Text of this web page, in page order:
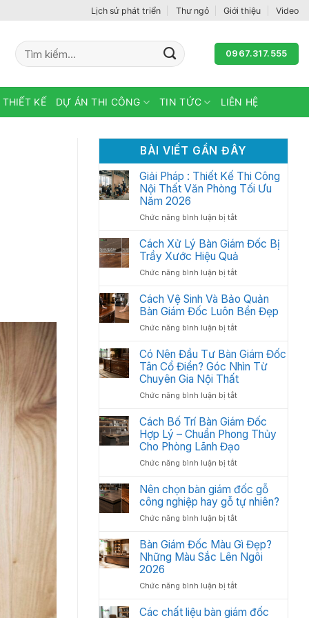
Lịch sử phát triển Thư ngỏ Giới thiệu Video
Tìm
kiếm:
0967.317.555
KẾ DỰ ÁN THI CÔNG TIN TỨC LIÊN HỆ
BÀI VIẾT GẦN ĐÂY
Giải Pháp : Thiết Kế Thi Công
Nội Thất Văn Phòng Tối Ưu
Năm 2026
Chức năng bình luận bị tắtở
Pháp
Kế
Công
Nội
Tối
Ưu
Năm
2026
Cách Xử Lý Bàn Giám Đốc Bị
Trầy Xước Hiệu Quả
Chức năng bình luận bị tắtở
Xử
Lý
Bàn
Giám
Bị
Trầy
Xước
Quả
Cách Vệ Sinh Và Bảo Quản
Bàn Giám Đốc Luôn Bền Đẹp
Chức năng bình luận bị tắtở
Vệ
Sinh
Và
Bảo
Quản
Giám
Đốc
Luôn
Đẹp
Có Nên Đầu Tư Bàn Giám Đốc
Tân Cổ Điển? Góc Nhìn Từ
Chuyên Gia Nội Thất
Chức năng bình luận bị tắtở
Nên
Đầu
Tư
Bàn
Giám
Tân
Cổ
Góc
Từ
Chuyên
Nội
Cách Bố Trí Bàn Giám Đốc
Hợp Lý – Chuẩn Phong Thủy
Cho Phòng Lãnh Đạo
Chức năng bình luận bị tắtở
Bố
Trí
Bàn
Giám
Hợp
Lý
Phong
Cho
Nên chọn bàn giám đốc gỗ
công nghiệp hay gỗ tự nhiên?
Chức năng bình luận bị tắtở
chọn
bàn
giám
gỗ
nghiệp
Bàn Giám Đốc Màu Gì Đẹp?
Những Màu Sắc Lên Ngôi
2026
Chức năng bình luận bị tắtở
Giám
Các chất liệu bàn giám đốc